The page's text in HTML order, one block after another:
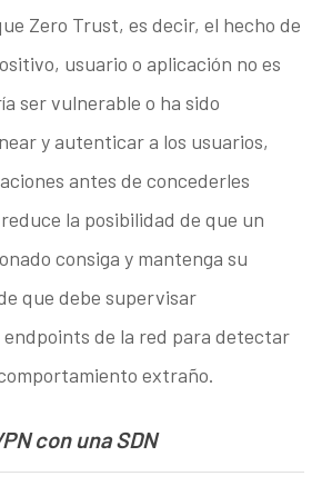
Zero Trust, es decir, el hecho de
usuario o aplicación no es
ser vulnerable o ha sido
y autenticar a los usuarios,
antes de concederles
la posibilidad de que un
consiga y mantenga su
que debe supervisar
de la red para detectar
extraño.
con una SDN